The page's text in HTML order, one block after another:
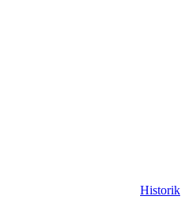
Historik